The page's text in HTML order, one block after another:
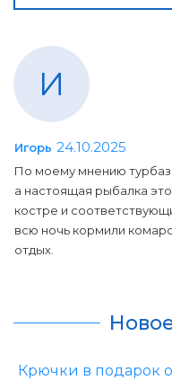
И
Игорь 24.10.2025
По моему мнению
а настоящая рыбалка это
костре и
всю ночь кормили
отдых.
Крючки в подарок